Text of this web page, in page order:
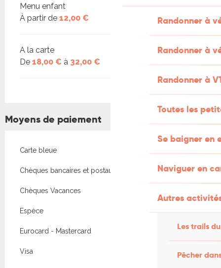
Randonner à
Randonner à
Randonner à
Toutes les
Se baigner en
Naviguer en
Autres
Les trails
Pêcher
Menu enfant
À partir de 12,00 €
A la carte
De 18,00 € à 32,00 €
Moyens de paiement
Carte bleue
Chèques bancaires et postaux
Chèques Vacances
Espèce
Eurocard - Mastercard
Visa